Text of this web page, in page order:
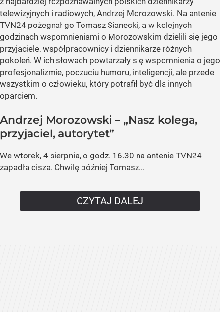
telewizyjnych i radiowych, Andrzej Morozowski. Na antenie
TVN24 pożegnał go Tomasz Sianecki, a w kolejnych
godzinach wspomnieniami o Morozowskim dzielili się jego
przyjaciele, współpracownicy i dziennikarze różnych
pokoleń. W ich słowach powtarzały się wspomnienia o jego
profesjonalizmie, poczuciu humoru, inteligencji, ale przede
wszystkim o człowieku, który potrafił być dla innych
oparciem.
Andrzej Morozowski – „Nasz kolega,
przyjaciel, autorytet”
We wtorek, 4 sierpnia, o godz. 16.30 na antenie TVN24
zapadła cisza. Chwilę później Tomasz...
CZYTAJ DALEJ